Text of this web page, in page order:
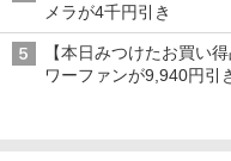
メラが4千円引き
【本日みつけたお買い
ワーファンが9,940円引